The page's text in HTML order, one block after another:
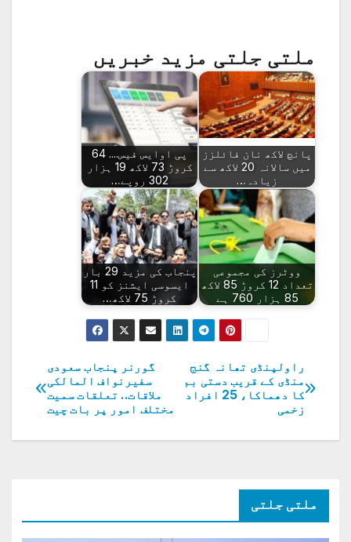
ملتی جلتی مزید خبریں
پانچ لاکھ نان فائلزز
میں سالانہ 20 لاکھ سے
زیادہ…
پی اوایس فیس.... 64
کروڑ 73 لاکھ 19 ہزار
302 روپے…
ووٹرز کی مجموعی
تعداد 12 کروڑ 85 لاکھ
85 ہزار 760 ہے
پنجاب کی مزید 29 بار
ایسوسی ایشنز کو 11
کروڑ 75 لاکھ…
پوسٹوں
کی
نیویگیشن
گورنر پنجاب سعودی
سفیرنواف المالکی
ملاقات.. تعلقات سمیت
مختلف امور پر بات چیت
راولپنڈی تھانہ گنج
منڈی کے قریب دستی بم
کا دھماکا، 25 افراد
زخمی
ملتی جلتی